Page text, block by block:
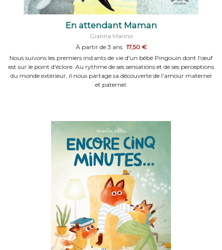
En attendant Maman
Gianna Marino
À partir de 3 ans 17,50 €
Nous suivons les premiers instants de vie d'un bébé Pingouin dont l'œuf
est sur le point d'éclore. Au rythme de ses sensations et de ses perceptions
du monde extérieur, il nous partage sa découverte de l'amour maternel
et paternel.